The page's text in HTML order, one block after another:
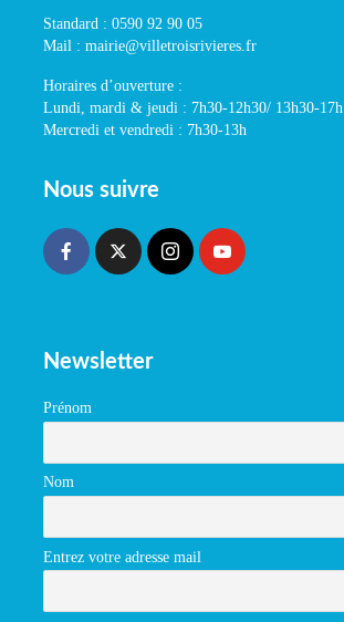
Standard : 0590 92 90 05
Mail : mairie@villetroisrivieres.fr
Horaires d’ouverture :
Lundi, mardi & jeudi : 7h30-12h30/ 13h30-17h
Mercredi et vendredi : 7h30-13h
Nous suivre
Newsletter
Prénom
Nom
Entrez votre adresse mail